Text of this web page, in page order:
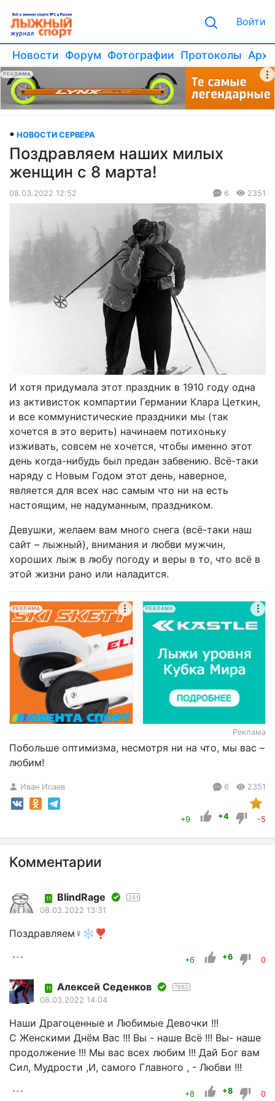
Войти
Новости Форум Фотографии Протоколы
РЕКЛАМА
НОВОСТИ СЕРВЕРА
Поздравляем наших милых
женщин с 8 марта!
08.03.2022 12:52 6 2351
И хотя придумала этот праздник в 1910 году одна
из активисток компартии Германии Клара Цеткин,
и все коммунистические праздники мы (так
хочется в это верить) начинаем потихоньку
изживать, совсем не хочется, чтобы именно этот
день когда-нибудь был предан забвению. Всё-таки
наряду с Новым Годом этот день, наверное,
является для всех нас самым что ни на есть
настоящим, не надуманным, праздником.
Девушки, желаем вам много снега (всё-таки наш
сайт – лыжный), внимания и любви мужчин,
хороших лыж в любу погоду и веры в то, что всё в
этой жизни рано или наладится.
РЕКЛАМА РЕКЛАМА
Реклама
Побольше оптимизма, несмотря ни на что, мы вас –
любим!
Иван Исаев 6 2351
+9 +4 -5
Комментарии
11 BlindRage 241
08.03.2022 13:31
Поздравляем♀❄❣
+6 +6 0
11 Алексей Седенков 7882
08.03.2022 14:04
Наши Драгоценные и Любимые Девочки !!!
С Женскими Днём Вас !!! Вы - наше Всё !!! Вы- наше
продолжение !!! Мы вас всех любим !!! Дай Бог вам
Сил, Мудрости ,И, самого Главного , - Любви !!!
+8 +8 0